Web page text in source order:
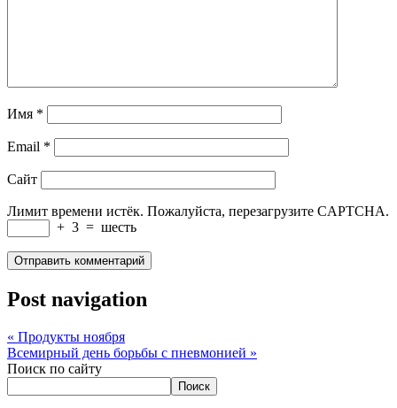
Имя *
Email *
Сайт
Лимит времени истёк. Пожалуйста, перезагрузите CAPTCHA.
+ 3 = шесть
Post navigation
« Продукты ноября
Всемирный день борьбы с пневмонией »
Поиск по сайту
Поиск